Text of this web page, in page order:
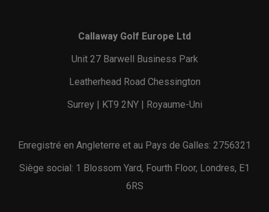
Callaway Golf Europe Ltd
Unit 27 Barwell Business Park
Leatherhead Road Chessington
Surrey | KT9 2NY | Royaume-Uni
Enregistré en Angleterre et au Pays de Galles: 2756321
Siège social: 1 Blossom Yard, Fourth Floor, Londres, E1
6RS